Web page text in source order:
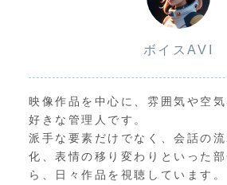
ボイスAVI
映像作品を中心に、雰囲気や空
好きな管理人です。
派手な要素だけでなく、会話の
化、表情の移り変わりといった
ら、日々作品を視聴しています。